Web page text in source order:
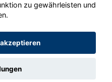
2020 - 2026
zu gewährleisten und